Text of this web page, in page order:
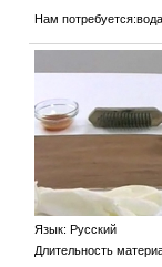
Нам
Язык: Русский
Длительность